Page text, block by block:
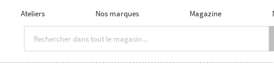
Ateliers Nos marques Magazine